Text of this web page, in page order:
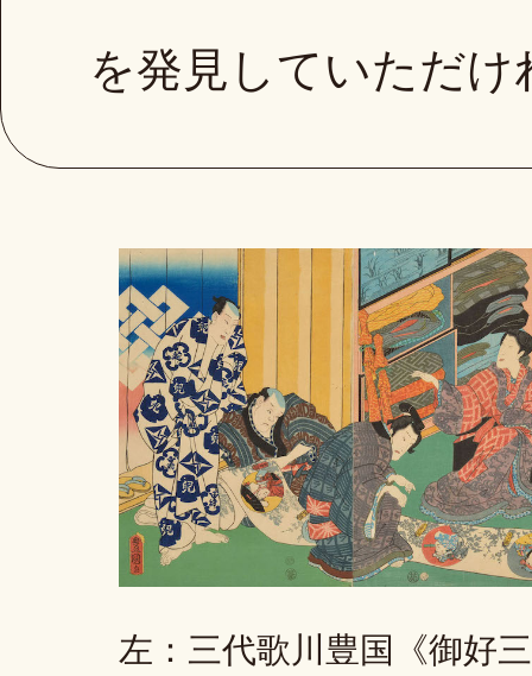
を発見していただ
左：三代歌川豊国《御好